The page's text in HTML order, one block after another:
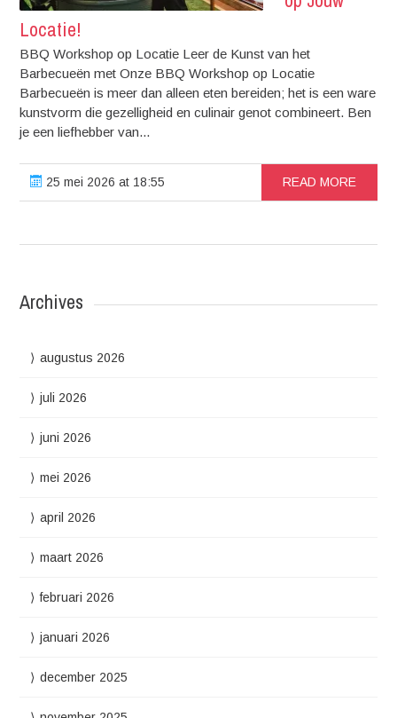
Locatie!
BBQ Workshop op Locatie Leer de Kunst van het
Barbecueën met Onze BBQ Workshop op Locatie
Barbecueën is meer dan alleen eten bereiden; het is een ware
kunstvorm die gezelligheid en culinair genot combineert. Ben
je een liefhebber van...
25 mei 2026 at 18:55 READ MORE
Archives
augustus 2026
juli 2026
juni 2026
mei 2026
april 2026
maart 2026
februari 2026
januari 2026
december 2025